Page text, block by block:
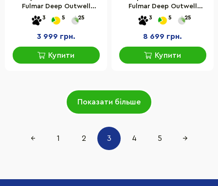
Fulmar Deep Outwell
929018 Blue 52,5х27х28,5
см 20 л
3 5 25
3 999 грн.
Купити
Fulmar Deep Outwell
928947 Blue 64х44х40 см
60 л
3 5 25
8 699 грн.
Купити
Показати більше
← 1 2 3 4 5 →